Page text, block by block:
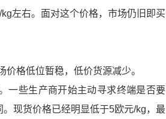
左右。面对这个价格，市场仍旧即买
格低位暂稳，低价货源减少。
一些生产商开始主动寻求终端是否要
现货价格已经明显低于5欧元/kg，最